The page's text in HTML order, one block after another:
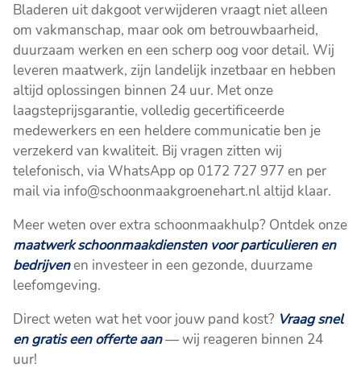
Bladeren uit dakgoot verwijderen vraagt niet alleen
om vakmanschap, maar ook om betrouwbaarheid,
duurzaam werken en een scherp oog voor detail. Wij
leveren maatwerk, zijn landelijk inzetbaar en hebben
altijd oplossingen binnen 24 uur. Met onze
laagsteprijsgarantie, volledig gecertificeerde
medewerkers en een heldere communicatie ben je
verzekerd van kwaliteit. Bij vragen zitten wij
telefonisch, via WhatsApp op 0172 727 977 en per
mail via info@schoonmaakgroenehart.nl altijd klaar.
Meer weten over extra schoonmaakhulp? Ontdek onze
maatwerk schoonmaakdiensten voor particulieren en
bedrijvenen investeer in een gezonde, duurzame
leefomgeving.
Direct weten wat het voor jouw pand kost? Vraag snel
en gratis een offerte aan— wij reageren binnen 24
uur!